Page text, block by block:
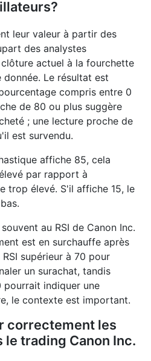
leur valeur à partir des
des analystes
actuel à la fourchette
Le résultat est
compris entre 0
de 80 ou plus suggère
; une lecture proche de
est survendu.
affiche 85, cela
par rapport à
trop élevé. S'il affiche 15, le
au RSI de Canon Inc.
est en surchauffe après
supérieur à 70 pour
un surachat, tandis
pourrait indiquer une
le contexte est important.
correctement les
trading Canon Inc.